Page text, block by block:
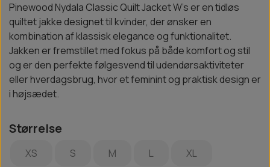
Pinewood Nydala Classic Quilt Jacket W’s er en tidløs
quiltet jakke designet til kvinder, der ønsker en
kombination af klassisk elegance og funktionalitet.
Jakken er fremstillet med fokus på både komfort og stil
og er den perfekte følgesvend til udendørsaktiviteter
eller hverdagsbrug, hvor et feminint og praktisk design er
i højsædet.
Størrelse
XS S M L XL